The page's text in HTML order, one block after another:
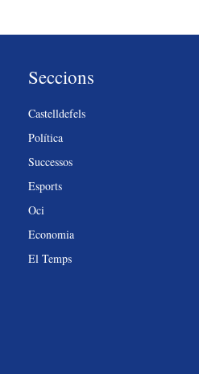
Seccions
Castelldefels
Política
Successos
Esports
Oci
Economia
El Temps